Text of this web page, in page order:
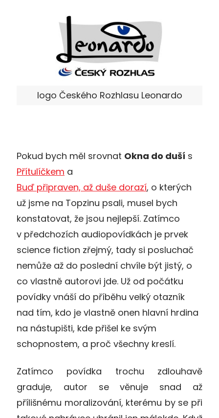
logo Českého Rozhlasu Leonardo
Pokud bych měl srovnat Okna do duší s
Přítulíčkem a
Buď připraven, až duše dorazí, o kterých
už jsme na Topzinu psali, musel bych
konstatovat, že jsou nejlepší. Zatímco
v předchozích audiopovídkách je prvek
science fiction zřejmý, tady si posluchač
nemůže až do poslední chvíle být jistý, o
co vlastně autorovi jde. Už od počátku
povídky vnáší do příběhu velký otazník
nad tím, kdo je vlastně onen hlavní hrdina
na nástupišti, kde přišel ke svým
schopnostem, a proč všechny kreslí.
Zatímco povídka trochu zdlouhavě
graduje, autor se věnuje snad až
přílišnému moralizování, kterému by se při